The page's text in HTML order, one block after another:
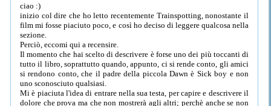
ciao :)
inizio col dire che ho letto recentemente Trainspotting, nonostante il
film mi fosse piaciuto poco, e così ho deciso di leggere qualcosa nella
sezione.
Perciò, eccomi qui a recensire.
Il momento che hai scelto di descrivere è forse uno dei più toccanti di
tutto il libro, soprattutto quando, appunto, ci si rende conto, gli amici
si rendono conto, che il padre della piccola Dawn è Sick boy e non
uno sconosciuto qualsiasi.
Mi è piaciuta l'idea di entrare nella sua testa, per capire e descrivere il
dolore che prova ma che non mostrerà agli altri; perchè anche se non